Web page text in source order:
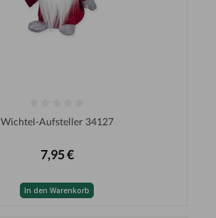
Wichtel-Aufsteller 34127
7,95 €
In den Warenkorb